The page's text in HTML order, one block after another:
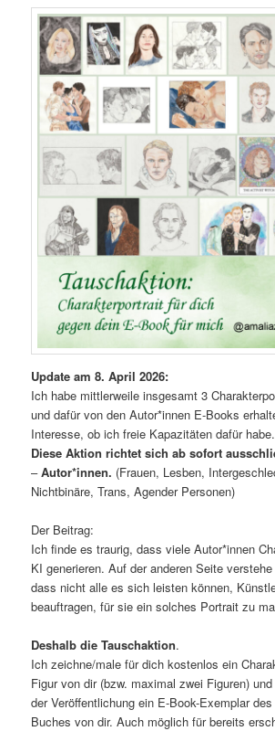
Update am 8. April 2026:
Ich habe mittlerweile insgesamt 3
und dafür von den Autor*innen E-Books
Interesse, ob ich freie Kapazitäten dafür habe.
Diese Aktion richtet sich ab sofort
–Autor*innen. (Frauen, Lesben,
Nichtbinäre, Trans, Agender Personen)
Der Beitrag:
Ich finde es traurig, dass viele Autor*innen
KI generieren. Auf der anderen Seite
dass nicht alle es sich leisten können,
beauftragen, für sie ein solches Portrait zu
Deshalb die Tauschaktion.
Ich zeichne/male für dich kostenlos ein
Figur von dir (bzw. maximal zwei Figuren)
der Veröffentlichung ein E-Book-Exemplar
Buches von dir. Auch möglich für bereits